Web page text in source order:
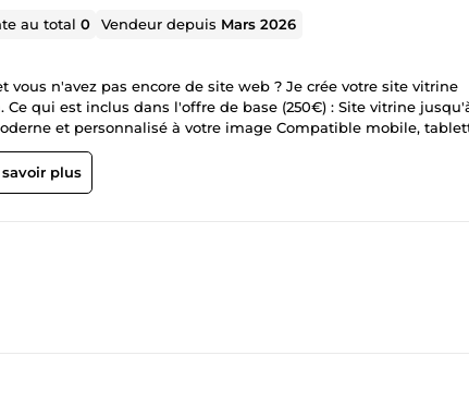
au total0 Vendeur depuis Mars 2026
n'avez pas encore de site web ? Je crée votre site vitrine
qui est inclus dans l'offre de base (250€) : Site vitrine
et personnalisé à votre image Compatible mobile,
Mise en ligne complète Mon approche unique : Avant tout
ne payez que si le résultat vous plaît. Zéro risque. Envoyez-
preview gratuite !
savoir plus